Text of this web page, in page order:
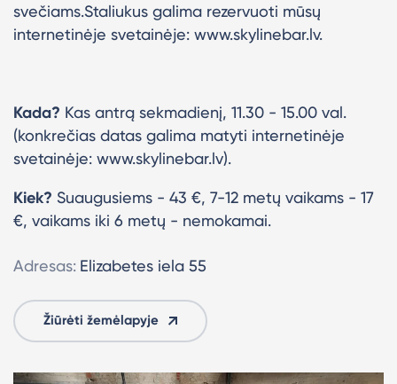
svečiams.Staliukus galima rezervuoti mūsų
internetinėje svetainėje: www.skylinebar.lv.
Kada? Kas antrą sekmadienį, 11.30 - 15.00 val.
(konkrečias datas galima matyti internetinėje
svetainėje: www.skylinebar.lv).
Kiek? Suaugusiems - 43 €, 7-12 metų vaikams - 17
€, vaikams iki 6 metų - nemokamai.
Adresas: Elizabetes iela 55
Žiūrėti žemėlapyje